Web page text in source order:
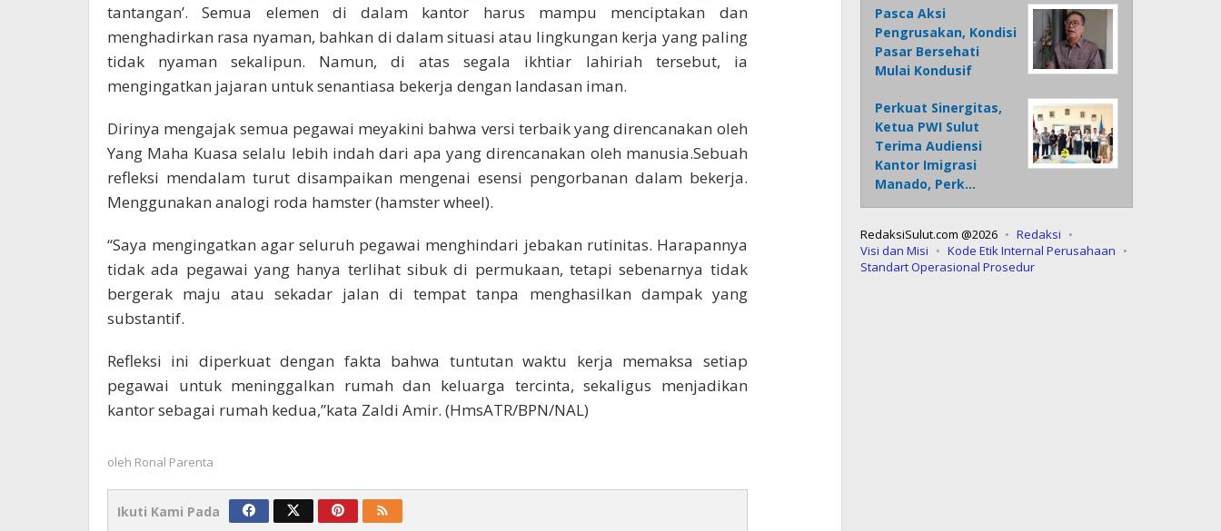
tantangan’. Semua elemen di dalam kantor harus mampu menciptakan dan
menghadirkan rasa nyaman, bahkan di dalam situasi atau lingkungan kerja yang paling
tidak nyaman sekalipun. Namun, di atas segala ikhtiar lahiriah tersebut, ia
mengingatkan jajaran untuk senantiasa bekerja dengan landasan iman.
Dirinya mengajak semua pegawai meyakini bahwa versi terbaik yang direncanakan oleh
Yang Maha Kuasa selalu lebih indah dari apa yang direncanakan oleh manusia.Sebuah
refleksi mendalam turut disampaikan mengenai esensi pengorbanan dalam bekerja.
Menggunakan analogi roda hamster (hamster wheel).
“Saya mengingatkan agar seluruh pegawai menghindari jebakan rutinitas. Harapannya
tidak ada pegawai yang hanya terlihat sibuk di permukaan, tetapi sebenarnya tidak
bergerak maju atau sekadar jalan di tempat tanpa menghasilkan dampak yang
substantif.
Refleksi ini diperkuat dengan fakta bahwa tuntutan waktu kerja memaksa setiap
pegawai untuk meninggalkan rumah dan keluarga tercinta, sekaligus menjadikan
kantor sebagai rumah kedua,”kata Zaldi Amir. (HmsATR/BPN/NAL)
oleh Ronal Parenta
Ikuti Kami Pada
Pasca Aksi
Pengrusakan, Kondisi
Pasar Bersehati
Mulai Kondusif
Perkuat Sinergitas,
Ketua PWI Sulut
Terima Audiensi
Kantor Imigrasi
Manado, Perk…
RedaksiSulut.com @2026
Redaksi
Visi dan Misi
Kode Etik Internal Perusahaan
Standart Operasional Prosedur